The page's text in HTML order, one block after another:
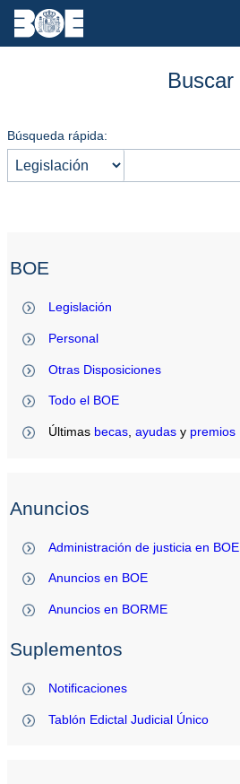
Buscar
Búsqueda rápida:
BOE
Legislación
Personal
Otras Disposiciones
Todo el BOE
Últimas becas ,ayudas y premios
Anuncios
Administración de justicia en BOE
Anuncios en BOE
Anuncios en BORME
Suplementos
Notificaciones
Tablón Edictal Judicial Único